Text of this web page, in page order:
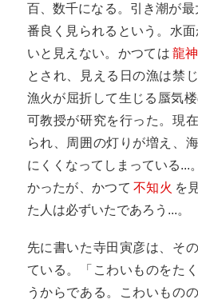
百、数千になる。引き潮が
番良く見られるという。水
いと見えない。かつては 龍神
とされ、見える日の漁は禁
漁火が屈折して生じる蜃気
可教授が研究を行った。現
られ、周囲の灯りが増え、
にくくなってしまっている...
かったが、かつて 不知火 を
た人は必ずいたであろう...。
先に書いた寺田寅彦は、そ
ている。「こわいものをた
うからである。こわいもの